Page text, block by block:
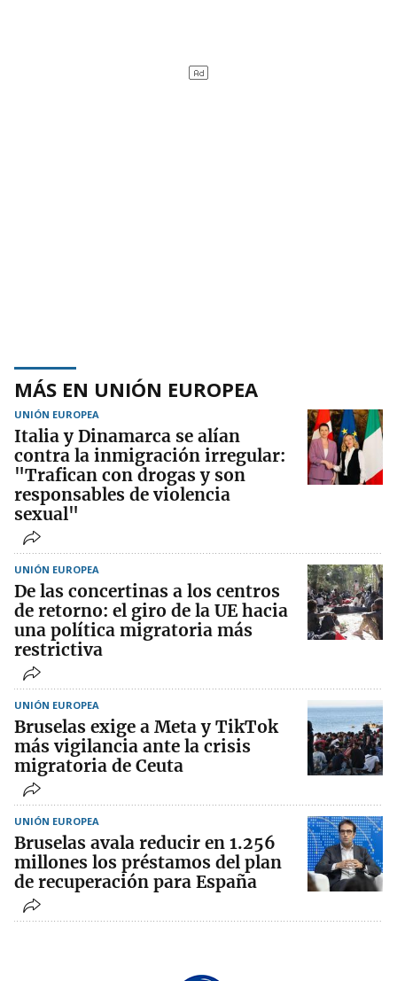
MÁS EN UNIÓN EUROPEA
UNIÓN EUROPEA
Italia y Dinamarca se alían
contra la inmigración irregular:
"Trafican con drogas y son
responsables de violencia
sexual"
UNIÓN EUROPEA
De las concertinas a los centros
de retorno: el giro de la UE hacia
una política migratoria más
restrictiva
UNIÓN EUROPEA
Bruselas exige a Meta y TikTok
más vigilancia ante la crisis
migratoria de Ceuta
UNIÓN EUROPEA
Bruselas avala reducir en 1.256
millones los préstamos del plan
de recuperación para España